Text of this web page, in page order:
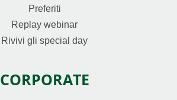
Preferiti
Replay webinar
Rivivi gli special day
CORPORATE